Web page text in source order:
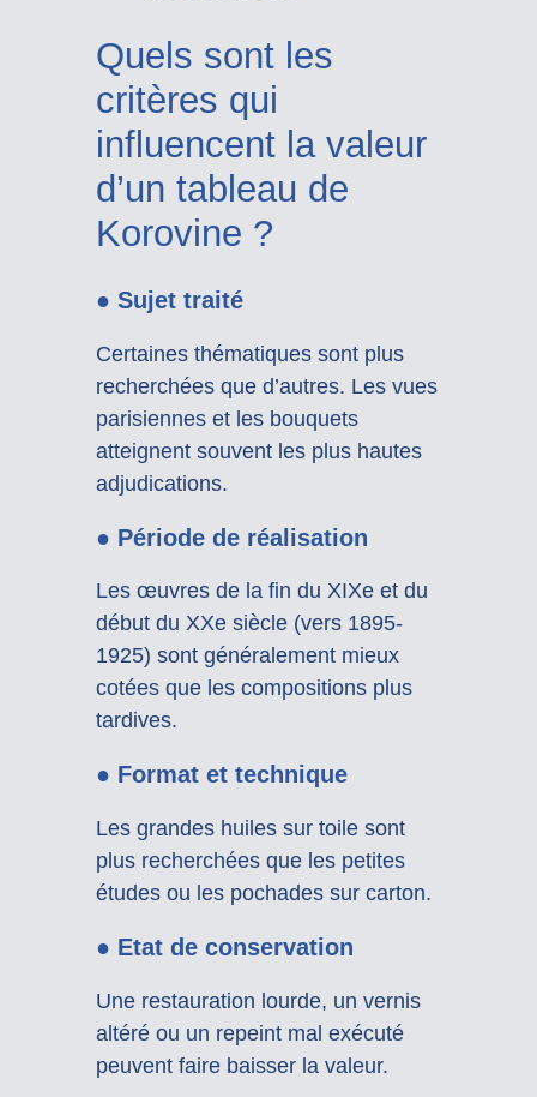
Quels sont les
critères qui
influencent la valeur
d’un tableau de
Korovine ?
● Sujet traité
Certaines thématiques sont plus
recherchées que d’autres. Les vues
parisiennes et les bouquets
atteignent souvent les plus hautes
adjudications.
● Période de réalisation
Les œuvres de la fin du XIXe et du
début du XXe siècle (vers 1895-
1925) sont généralement mieux
cotées que les compositions plus
tardives.
● Format et technique
Les grandes huiles sur toile sont
plus recherchées que les petites
études ou les pochades sur carton.
● Etat de conservation
Une restauration lourde, un vernis
altéré ou un repeint mal exécuté
peuvent faire baisser la valeur.